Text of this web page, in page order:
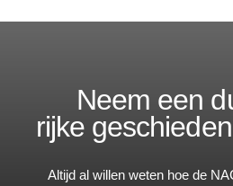
Neem een
rijke
Altijd al willen weten hoe de